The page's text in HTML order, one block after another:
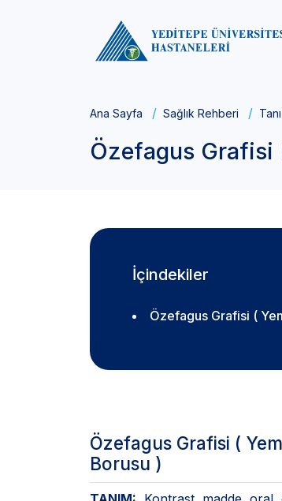
Ana Sayfa Sağlık Rehberi
Özefagus Grafisi
İçindekiler
Özefagus Grafisi (
Özefagus Grafisi (
Borusu )